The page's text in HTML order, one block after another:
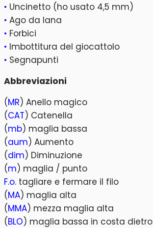
• Uncinetto (ho usato 4,5 mm)
• Ago da lana
• Forbici
• Imbottitura del giocattolo
• Segnapunti
Abbreviazioni
(MR) Anello magico
(CAT) Catenella
(mb) maglia bassa
(aum) Aumento
(dim) Diminuzione
(m) maglia / punto
F.o. tagliare e fermare il filo
(MA) maglia alta
(MMA) mezza maglia alta
(BLO) maglia bassa in costa dietro